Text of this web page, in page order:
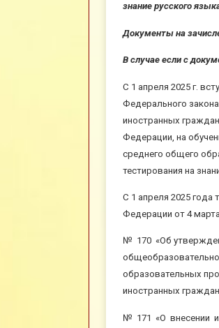
знание русского
Документы на
В случае если с
С 1 апреля 2025 г.
Федерального
иностранных
Федерации, на
среднего общего
тестирования на
С 1 апреля 2025 года
Федерации от 4
№ 170 «Об
образовательных
иностранных
№ 171 «О внесении